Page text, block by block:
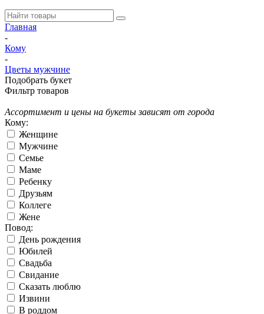
Главная
-
Кому
-
Цветы мужчине
Подобрать букет
Фильтр товаров
Ассортимент и цены на букеты зависят от города
Кому:
Женщине
Мужчине
Семье
Маме
Ребенку
Друзьям
Коллеге
Жене
Повод:
День рождения
Юбилей
Свадьба
Свидание
Сказать люблю
Извини
В роддом